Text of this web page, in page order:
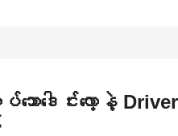
ောဒေါင်းလော့နဲ့